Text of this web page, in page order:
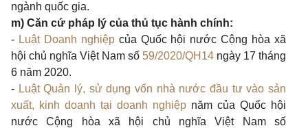
ngành quốc gia.
m) Căn cứ pháp lý của thủ tục hành chính:
- Luật Doanh nghiệpcủa Quốc hội nước Cộng hòa xã
hội chủ nghĩa Việt Nam số 59/2020/QH14 ngày 17 tháng
6 năm 2020.
- Luật Quản lý, sử dụng vốn nhà nước đầu tư vào sản
xuất, kinh doanh tại doanh nghiệp năm của Quốc hội
nước Cộng hòa xã hội chủ nghĩa Việt Nam số